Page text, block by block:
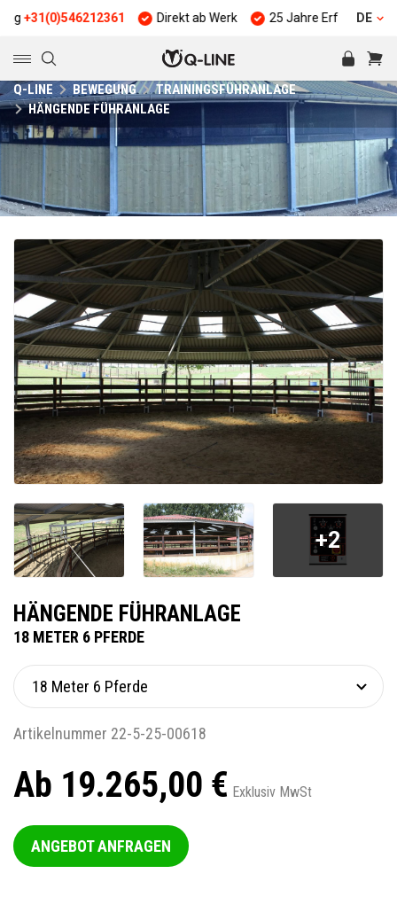
Direkt ab Werk 25 Jahre Erfahrung DE
Q-LINE BEWEGUNG
TRAININGSFÜHRANLAGE
HÄNGENDE FÜHRANLAGE
HÄNGENDE FÜHRANLAGE
18 METER 6 PFERDE
Artikelnummer 22-5-25-00618
Ab 19.265,00 € Exklusiv MwSt
ANGEBOT ANFRAGEN
+2